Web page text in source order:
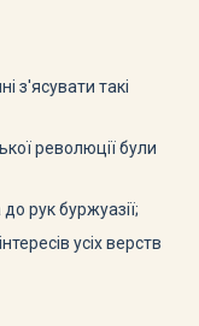
з'ясувати такі
революції були
рук буржуазії;
усіх верств